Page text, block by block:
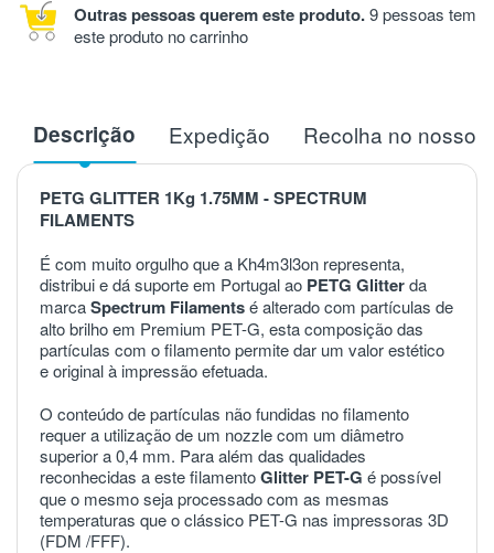
Outras pessoas querem este produto.9 pessoas tem
este produto no carrinho
Descrição Expedição Recolha no nosso
PETG GLITTER 1Kg 1.75MM - SPECTRUM
FILAMENTS
É com muito orgulho que a Kh4m3l3on representa,
distribui e dá suporte em Portugal ao PETG Glitterda
marcaSpectrum Filamentsé alterado com partículas de
alto brilho em Premium PET-G, esta composição das
partículas com o filamento permite dar um valor estético
e original à impressão efetuada.
O conteúdo de partículas não fundidas no filamento
requer a utilização de um nozzle com um diâmetro
superior a 0,4 mm. Para além das qualidades
reconhecidas a este filamentoGlitter PET-G é possível
que o mesmo seja processado com as mesmas
temperaturas que o clássico PET-G nas impressoras 3D
(FDM /FFF).